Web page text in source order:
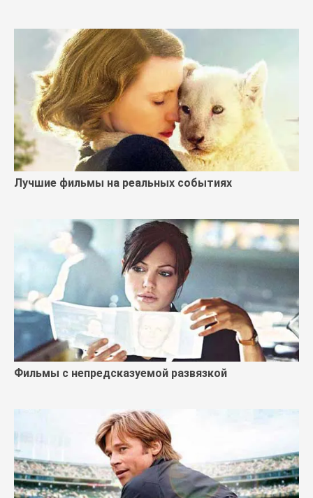
Лучшие фильмы на реальных событиях
Фильмы с непредсказуемой развязкой